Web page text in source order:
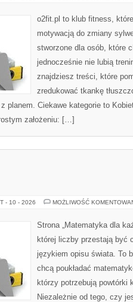
o2fit.pl to klub fitness,
motywacją do zmiany
stworzone dla osób, które
jednocześnie nie lubią
znajdziesz treści, które
zredukować tkankę
Ciekawe kategorie to
założeniu: […]
- 10 - 2026 MOŻLIWOŚĆ
Strona „Matematyka dla
której liczby przestają być
językiem opisu świata. To
chcą poukładać
którzy potrzebują powtórki
Niezależnie od tego, czy